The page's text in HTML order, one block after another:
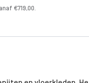
€719,00.